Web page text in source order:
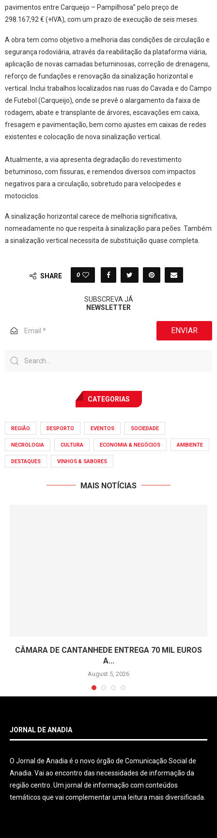
pavimentos entre Carqueijo – Pampilhosa” pelo preço de
298.167,92 € (+IVA), com um prazo de execução de seis meses.
A obra tem como objetivo a melhoria das condições de circulação e
segurança rodoviária, através da reabilitação da plataforma viária,
aplicação de novas camadas betuminosas, correção de drenagens,
reforço de fundações e renovação da sinalização horizontal e
vertical. Inclui trabalhos localizados nas ruas do Cavada e do Campo
de Futebol (Carqueijo), onde se prevê o alargamento da faixa de
rodagem, abate e transplante de árvores, escavações em caixa,
fresagem e pavimentação, bem como ajustes em caixas de redes
existentes e colocação de nova sinalização vertical.
Atualmente, a via apresenta degradação do revestimento
betuminoso, com fissuras, e remendos diversos com impactos
negativos para a circulação, sobretudo para velocípedes e
motociclos.
A sinalização horizontal carece de melhoria significativa,
nomeadamente no que respeita à sinalização para peões. Também
a sinalização vertical necessita de substituição quase completa.
SHARE 0
SUBSCREVA JÁ
NEWSLETTER
ENVIAR
CATEGORIAS
REGIÃO DESPORTO EVENTOS SOCIEDADE
NECROLOGIA CULTURA ECONOMIA & NEGÓCIOS AMBIENTE
DESTAQUES VINHOS & SABORES
MAIS NOTÍCIAS
CÂMARA DE CANTANHEDE ENTREGA 70 MIL EUROS
A...
August 5, 2026
JORNAL DE ANADIA
O Jornal de Anadia é o novo órgão de Comunicação Social de
Anadia. Vai ao encontro das necessidades de informação da
região centro. Um jornal de informação com conteúdos
temáticos que vai complementar uma leitura mais diversificada.